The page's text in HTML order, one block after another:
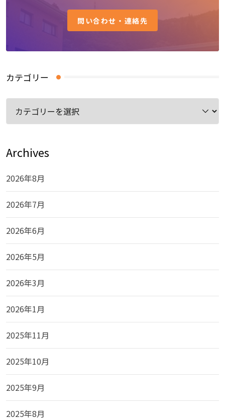
問い合わせ・連絡先
カテゴリー
リ
ー
Archives
2026年8月
2026年7月
2026年6月
2026年5月
2026年3月
2026年1月
2025年11月
2025年10月
2025年9月
2025年8月